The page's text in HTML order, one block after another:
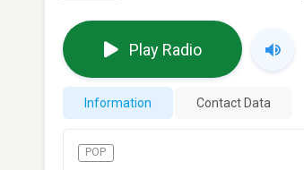
Play Radio
Information Contact Data
POP